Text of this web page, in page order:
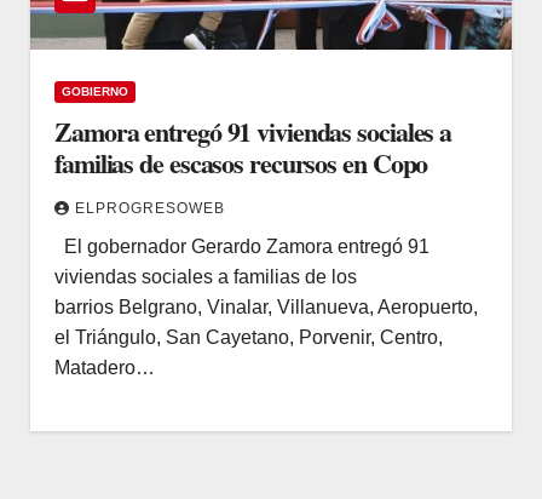
GOBIERNO
Zamora entregó 91 viviendas sociales a
familias de escasos recursos en Copo
ELPROGRESOWEB
El gobernador Gerardo Zamora entregó 91
viviendas sociales a familias de los
barrios Belgrano, Vinalar, Villanueva, Aeropuerto,
el Triángulo, San Cayetano, Porvenir, Centro,
Matadero…